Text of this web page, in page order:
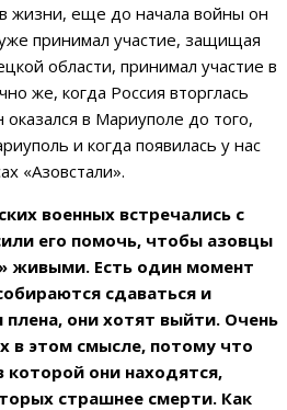
жизни, еще до начала войны он
принимал участие, защищая
области, принимал участие в
же, когда Россия вторглась
в Мариуполе до того,
и когда появилась у нас
«Азовстали».
военных встречались с
его помочь, чтобы азовцы
живыми. Есть один момент
сдаваться и
они хотят выйти. Очень
в этом смысле, потому что
которой они находятся,
страшнее смерти. Как